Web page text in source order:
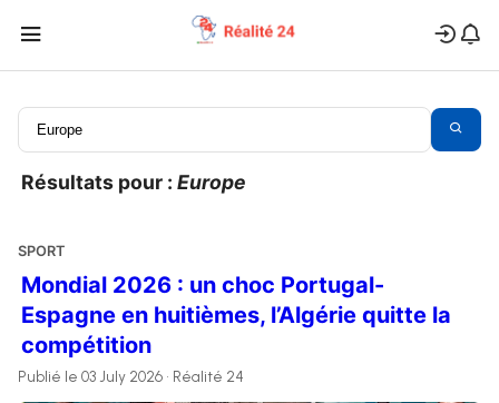
Résultats pour :Europe
SPORT
Mondial 2026 : un choc Portugal-
Espagne en huitièmes, l’Algérie quitte la
compétition
Publié le 03 July 2026 • Réalité 24